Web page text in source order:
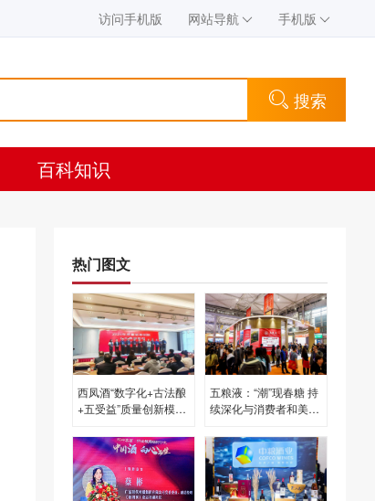
访问手机版 网站导航 手机版
搜索
百科知识
热门图文
西凤酒“数字化+古法酿
+五受益”质量创新模式
五粮液：“潮”现春糖 持
续深化与消费者和美互